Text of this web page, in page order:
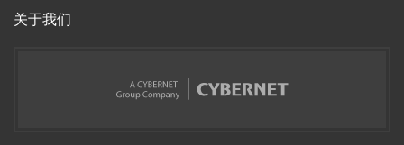
关于我们